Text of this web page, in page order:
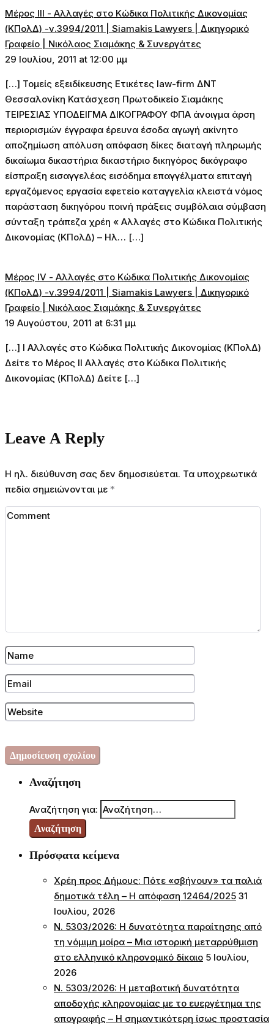
Μέρος ΙIΙ - Αλλαγές στο Κώδικα Πολιτικής Δικονομίας
(ΚΠολΔ) -ν.3994/2011 | Siamakis Lawyers | Δικηγορικό
Γραφείο | Νικόλαος Σιαμάκης & Συνεργάτες
29 Ιουλίου, 2011 at 12:00 μμ
[…] Τομείς εξειδίκευσης Ετικέτες law-firm ΔΝΤ
Θεσσαλονίκη Κατάσχεση Πρωτοδικείο Σιαμάκης
ΤΕΙΡΕΣΙΑΣ ΥΠΟΔΕΙΓΜΑ ΔΙΚΟΓΡΑΦΟΥ ΦΠΑ άνοιγμα άρση
περιορισμών έγγραφα έρευνα έσοδα αγωγή ακίνητο
αποζημίωση απόλυση απόφαση δίκες διαταγή πληρωμής
δικαίωμα δικαστήρια δικαστήριο δικηγόρος δικόγραφο
είσπραξη εισαγγελέας εισόδημα επαγγέλματα επιταγή
εργαζόμενος εργασία εφετείο καταγγελία κλειστά νόμος
παράσταση δικηγόρου ποινή πράξεις συμβόλαια σύμβαση
σύνταξη τράπεζα χρέη « Αλλαγές στο Κώδικα Πολιτικής
Δικονομίας (ΚΠολΔ) – Ηλ… […]
Μέρος IV - Αλλαγές στο Κώδικα Πολιτικής Δικονομίας
(ΚΠολΔ) -ν.3994/2011 | Siamakis Lawyers | Δικηγορικό
Γραφείο | Νικόλαος Σιαμάκης & Συνεργάτες
19 Αυγούστου, 2011 at 6:31 μμ
[…] Ι Αλλαγές στο Κώδικα Πολιτικής Δικονομίας (ΚΠολΔ)
Δείτε το Μέρος ΙΙ Αλλαγές στο Κώδικα Πολιτικής
Δικονομίας (ΚΠολΔ) Δείτε […]
Leave A Reply
Η ηλ. διεύθυνση σας δεν δημοσιεύεται. Τα υποχρεωτικά
πεδία σημειώνονται με *
Αναζήτηση
Αναζήτηση για:
Πρόσφατα κείμενα
Χρέη προς Δήμους: Πότε «σβήνουν» τα παλιά
δημοτικά τέλη – Η απόφαση 12464/2025 31
Ιουλίου, 2026
Ν. 5303/2026: Η δυνατότητα παραίτησης από
τη νόμιμη μοίρα – Μια ιστορική μεταρρύθμιση
στο ελληνικό κληρονομικό δίκαιο 5 Ιουλίου,
2026
Ν. 5303/2026: Η μεταβατική δυνατότητα
αποδοχής κληρονομίας με το ευεργέτημα της
απογραφής – Η σημαντικότερη ίσως προστασία